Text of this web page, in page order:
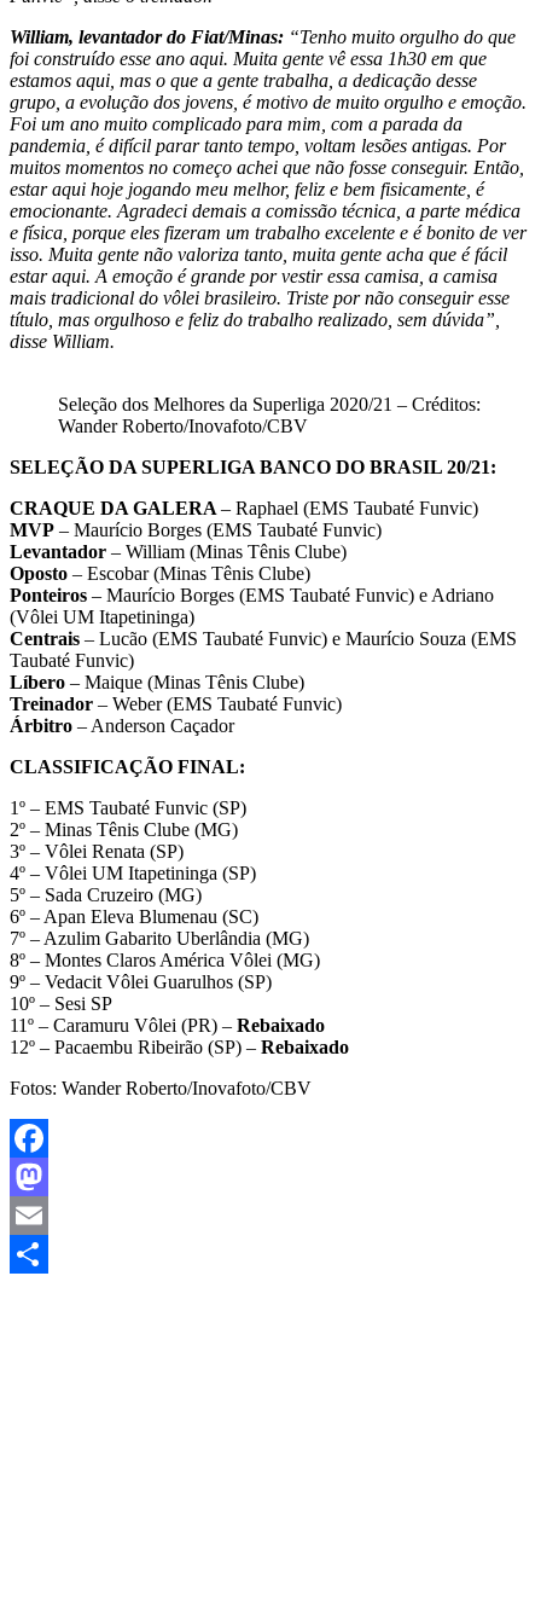
William, levantador do Fiat/Minas: “Tenho muito orgulho do que
foi construído esse ano aqui. Muita gente vê essa 1h30 em que
estamos aqui, mas o que a gente trabalha, a dedicação desse
grupo, a evolução dos jovens, é motivo de muito orgulho e emoção.
Foi um ano muito complicado para mim, com a parada da
pandemia, é difícil parar tanto tempo, voltam lesões antigas. Por
muitos momentos no começo achei que não fosse conseguir. Então,
estar aqui hoje jogando meu melhor, feliz e bem fisicamente, é
emocionante. Agradeci demais a comissão técnica, a parte médica
e física, porque eles fizeram um trabalho excelente e é bonito de ver
isso. Muita gente não valoriza tanto, muita gente acha que é fácil
estar aqui. A emoção é grande por vestir essa camisa, a camisa
mais tradicional do vôlei brasileiro. Triste por não conseguir esse
título, mas orgulhoso e feliz do trabalho realizado, sem dúvida”,
disse William.
Seleção dos Melhores da Superliga 2020/21 – Créditos:
Wander Roberto/Inovafoto/CBV
SELEÇÃO DA SUPERLIGA BANCO DO BRASIL 20/21:
CRAQUE DA GALERA – Raphael (EMS Taubaté Funvic)
MVP – Maurício Borges (EMS Taubaté Funvic)
Levantador – William (Minas Tênis Clube)
Oposto – Escobar (Minas Tênis Clube)
Ponteiros – Maurício Borges (EMS Taubaté Funvic) e Adriano
(Vôlei UM Itapetininga)
Centrais – Lucão (EMS Taubaté Funvic) e Maurício Souza (EMS
Taubaté Funvic)
Líbero – Maique (Minas Tênis Clube)
Treinador – Weber (EMS Taubaté Funvic)
Árbitro – Anderson Caçador
CLASSIFICAÇÃO FINAL:
1º – EMS Taubaté Funvic (SP)
2º – Minas Tênis Clube (MG)
3º – Vôlei Renata (SP)
4º – Vôlei UM Itapetininga (SP)
5º – Sada Cruzeiro (MG)
6º – Apan Eleva Blumenau (SC)
7º – Azulim Gabarito Uberlândia (MG)
8º – Montes Claros América Vôlei (MG)
9º – Vedacit Vôlei Guarulhos (SP)
10º – Sesi SP
11º – Caramuru Vôlei (PR) – Rebaixado
12º – Pacaembu Ribeirão (SP) – Rebaixado
Fotos: Wander Roberto/Inovafoto/CBV
Facebook
Mastodon
Email